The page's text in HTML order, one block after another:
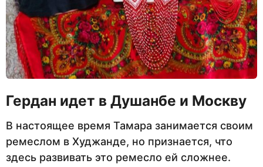
Гердан идет в Душанбе и Москву
В настоящее время Тамара занимается своим
ремеслом в Худжанде, но признается, что
здесь развивать это ремесло ей сложнее.